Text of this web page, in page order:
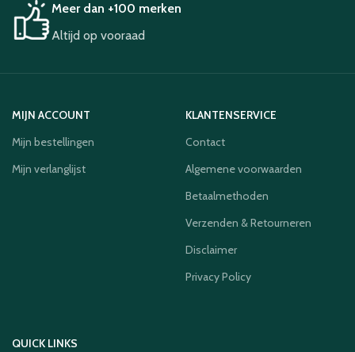
Meer dan +100 merken
Altijd op vooraad
MIJN ACCOUNT
Mijn bestellingen
Mijn verlanglijst
KLANTENSERVICE
Contact
Algemene voorwaarden
Betaalmethoden
Verzenden & Retourneren
Disclaimer
Privacy Policy
QUICK LINKS